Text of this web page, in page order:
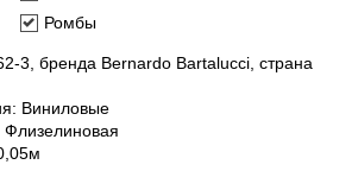
Ромбы
3, бренда Bernardo Bartalucci, страна
Виниловые